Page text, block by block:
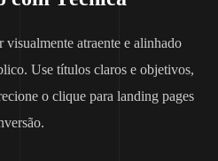
atraente e alinhado
Use títulos claros e objetivos,
o clique para landing pages